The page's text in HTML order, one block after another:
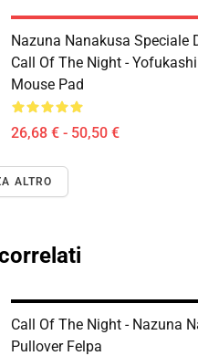
Nazuna Nanakusa Speciale
Call Of The Night -
Mouse Pad
26,68 € - 50,50 €
ALTRO
Call Of The Night - Nazuna
Pullover Felpa